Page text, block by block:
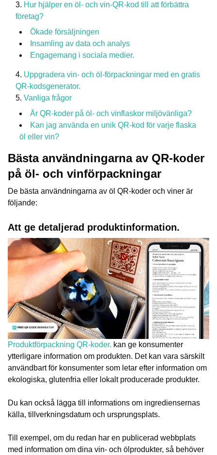
Hur hjälper en öl- och vin-QR-kod till att förbättra
företag?
Ökade försäljningen
Insamling av data och analys
Engagemang i sociala medier.
Uppgradera vin- och öl-förpackningar med en gratis
QR-kodsgenerator.
Vanliga frågor
Är QR-koder på öl- och vinflaskor miljövänliga?
Kan jag använda en unik QR-kod för varje flaska
öl eller vin?
Bästa användningarna av QR-koder
på öl- och vinförpackningar
De bästa användningarna av öl QR-koder och viner är
följande:
Att ge detaljerad produktinformation.
Produktförpackning QR-koder. kan ge konsumenter
ytterligare information om produkten. Det kan vara särskilt
användbart för konsumenter som letar efter information om
ekologiska, glutenfria eller lokalt producerade produkter.
Du kan också lägga till informations om ingrediensernas
källa, tillverkningsdatum och ursprungsplats.
Till exempel, om du redan har en publicerad webbplats
med information om dina vin- och ölprodukter, så behöver